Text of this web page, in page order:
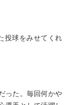
投球をみせてくれ
った。毎回何かや